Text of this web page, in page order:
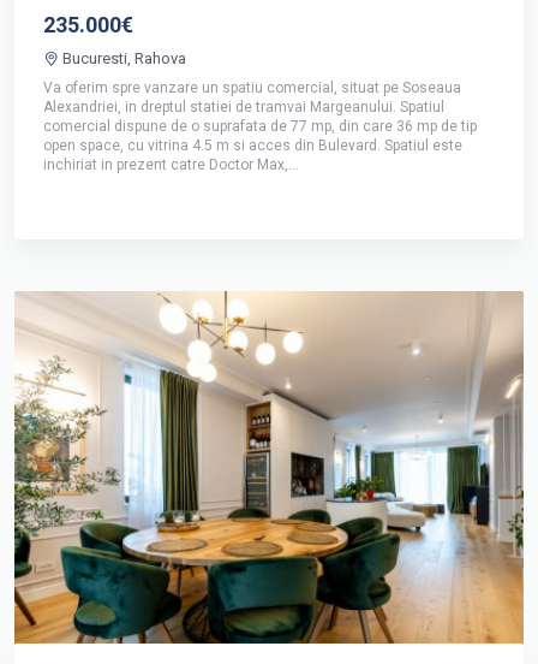
235.000€
Bucuresti, Rahova
Va oferim spre vanzare un spatiu comercial, situat pe Soseaua
Alexandriei, in dreptul statiei de tramvai Margeanului. Spatiul
comercial dispune de o suprafata de 77 mp, din care 36 mp de tip
open space, cu vitrina 4.5 m si acces din Bulevard. Spatiul este
inchiriat in prezent catre Doctor Max,...